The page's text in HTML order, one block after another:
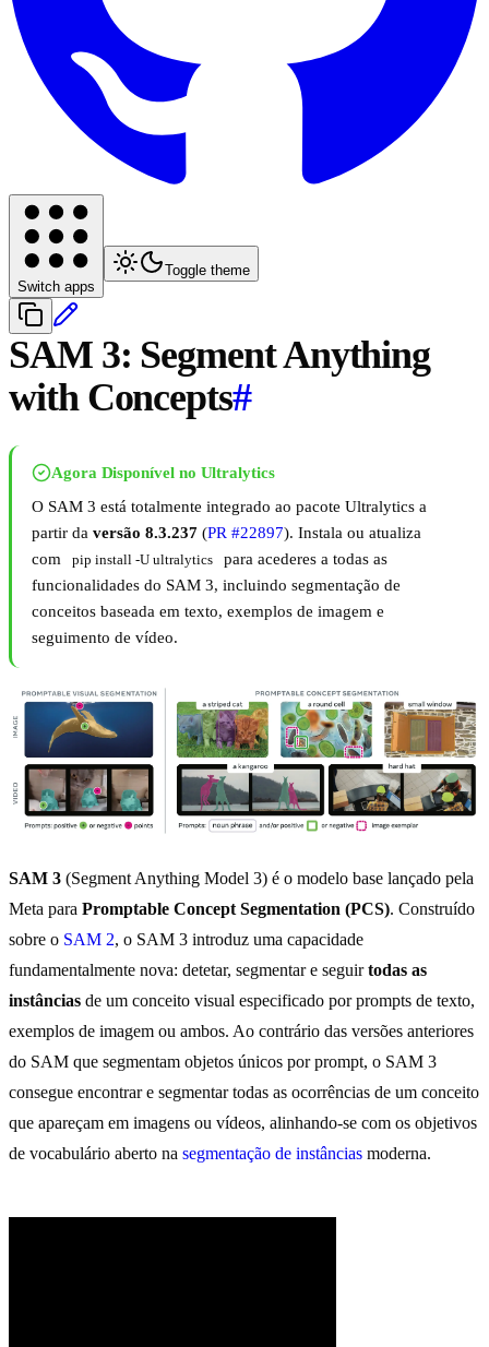
Switch apps
Toggle theme
SAM 3: Segment Anything
with Concepts#
Agora Disponível no Ultralytics
O SAM 3 está totalmente integrado ao pacote Ultralytics a
partir da versão 8.3.237 (PR #22897). Instala ou atualiza
com
pip install -U ultralytics
para acederes a todas as
funcionalidades do SAM 3, incluindo segmentação de
conceitos baseada em texto, exemplos de imagem e
seguimento de vídeo.
SAM 3 (Segment Anything Model 3) é o modelo base lançado pela
Meta para Promptable Concept Segmentation (PCS). Construído
sobre o SAM 2, o SAM 3 introduz uma capacidade
fundamentalmente nova: detetar, segmentar e seguirtodas as
instâncias de um conceito visual especificado por prompts de texto,
exemplos de imagem ou ambos. Ao contrário das versões anteriores
do SAM que segmentam objetos únicos por prompt, o SAM 3
consegue encontrar e segmentar todas as ocorrências de um conceito
que apareçam em imagens ou vídeos, alinhando-se com os objetivos
de vocabulário aberto na segmentação de instâncias moderna.